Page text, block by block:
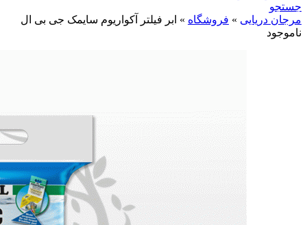
جستجو
مرجان دریایی » فروشگاه » ابر فیلتر آکواریوم سایمک جی بی ال
ناموجود